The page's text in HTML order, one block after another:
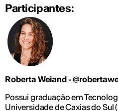
Participantes:
Roberta Weiand -
Possui graduação em
Universidade de Caxias do